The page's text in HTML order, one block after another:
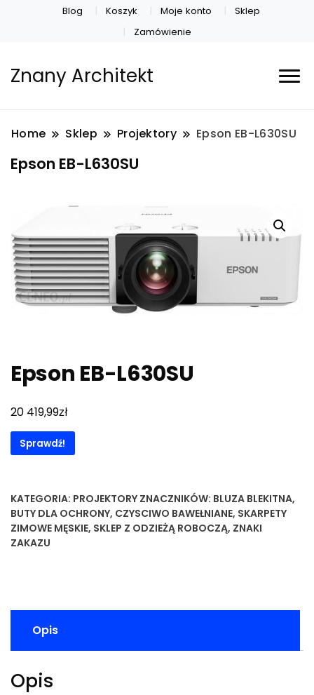
Blog Koszyk Moje konto
Sklep
Zamówienie
Znany Architekt
Home Sklep Projektory Epson EB-L630SU
Epson EB-L630SU
Epson EB-L630SU
20 419,99zł
Sprawdź!
KATEGORIA: PROJEKTORY ZNACZNIKÓW: BLUZA BLEKITNA,
BUTY DLA OCHRONY, CZYSCIWO BAWEŁNIANE, SKARPETY
ZIMOWE MĘSKIE, SKLEP Z ODZIEŻĄ ROBOCZĄ, ZNAKI
ZAKAZU
Opis
Opis